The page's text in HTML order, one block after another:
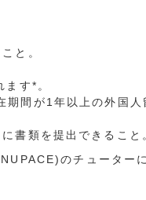
と。
す*。
間が1年以上の外国人
書類を提出できること
のチューター